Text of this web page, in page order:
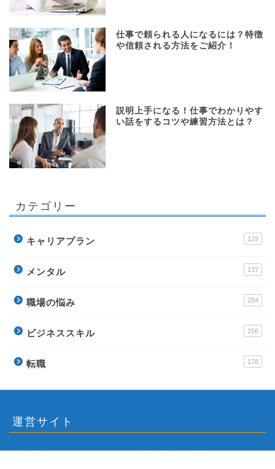
14
仕事で頼られる人になるには？特徴
や信頼される方法をご紹介！
15
説明上手になる！仕事でわかりやす
い話をするコツや練習方法とは？
カテゴリー
キャリアプラン 129
メンタル 137
職場の悩み 284
ビジネススキル 256
転職 178
運営サイト